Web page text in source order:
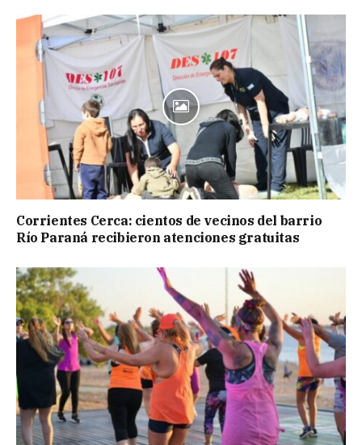
Corrientes Cerca: cientos de vecinos del barrio
Río Paraná recibieron atenciones gratuitas